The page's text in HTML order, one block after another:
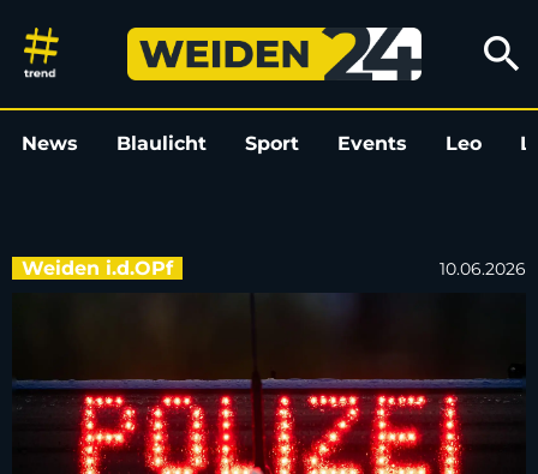
Autos in Weiden verkratzt:
search
News Blaulicht Sport Events Leo
Weiden i.d.OPf 10.06.2026